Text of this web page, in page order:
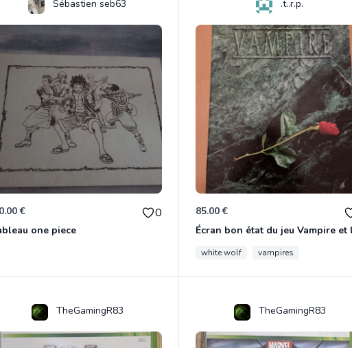
Sébastien seb63
€ 0
one piece
.t..r.p.
85.00 €
white wolf vampires
TheGamingR83 TheGamingR83